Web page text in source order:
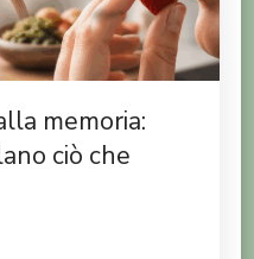
memoria:
ciò che